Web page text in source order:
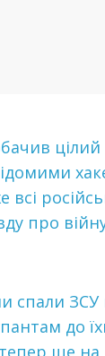
цілий
про
спали ЗСУ
до